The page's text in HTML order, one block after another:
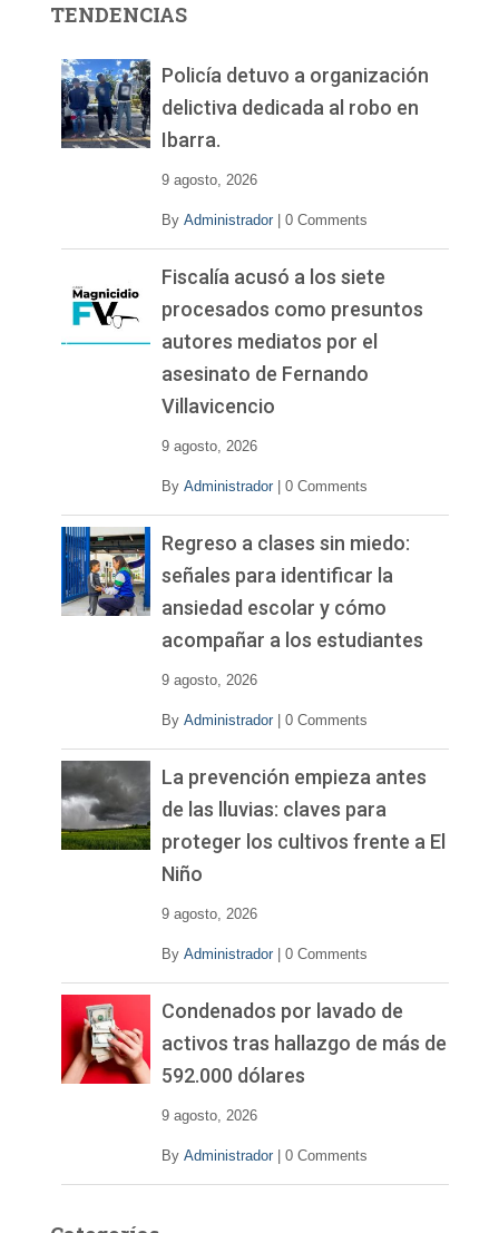
d
TENDENCIAS
Policía detuvo a organización
delictiva dedicada al robo en
Ibarra.
9 agosto, 2026
By Administrador 0 Comments
Fiscalía acusó a los siete
procesados como presuntos
autores mediatos por el
asesinato de Fernando
Villavicencio
9 agosto, 2026
By Administrador 0 Comments
Regreso a clases sin miedo:
señales para identificar la
ansiedad escolar y cómo
acompañar a los estudiantes
9 agosto, 2026
By Administrador 0 Comments
La prevención empieza antes
de las lluvias: claves para
proteger los cultivos frente a El
Niño
9 agosto, 2026
By Administrador 0 Comments
Condenados por lavado de
activos tras hallazgo de más de
592.000 dólares
9 agosto, 2026
By Administrador 0 Comments